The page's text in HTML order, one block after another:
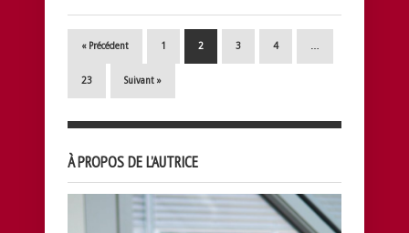
« Précédent 1 2 3 4
23 Suivant »
À PROPOS DE L’AUTRICE